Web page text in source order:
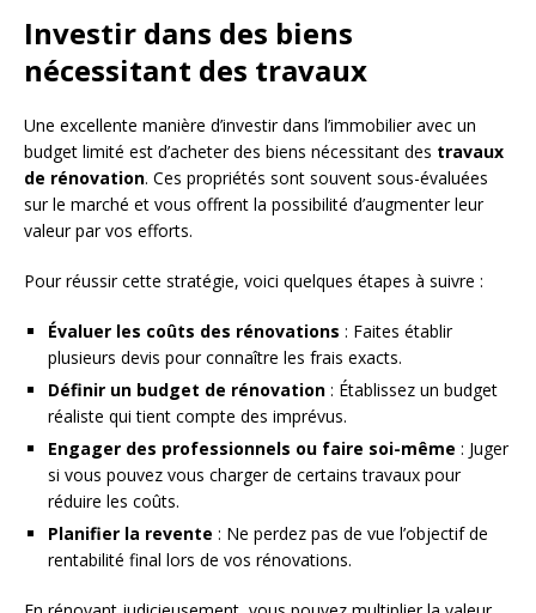
Investir dans des biens
nécessitant des travaux
Une excellente manière d’investir dans l’immobilier avec un
budget limité est d’acheter des biens nécessitant des travaux
de rénovation. Ces propriétés sont souvent sous-évaluées
sur le marché et vous offrent la possibilité d’augmenter leur
valeur par vos efforts.
Pour réussir cette stratégie, voici quelques étapes à suivre :
Évaluer les coûts des rénovations : Faites établir
plusieurs devis pour connaître les frais exacts.
Définir un budget de rénovation : Établissez un budget
réaliste qui tient compte des imprévus.
Engager des professionnels ou faire soi-même : Juger
si vous pouvez vous charger de certains travaux pour
réduire les coûts.
Planifier la revente : Ne perdez pas de vue l’objectif de
rentabilité final lors de vos rénovations.